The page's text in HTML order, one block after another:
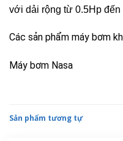
với dải rộng từ 0.5Hp đến
Các sản phẩm máy bơm
Máy bơm Nasa
Sản phẩm tương tự